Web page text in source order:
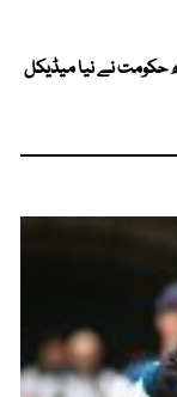
حکومت نے نیا میڈیکل